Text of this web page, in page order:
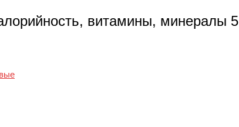
витамины, минералы 5